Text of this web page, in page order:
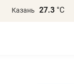
Казань 27.3 °С